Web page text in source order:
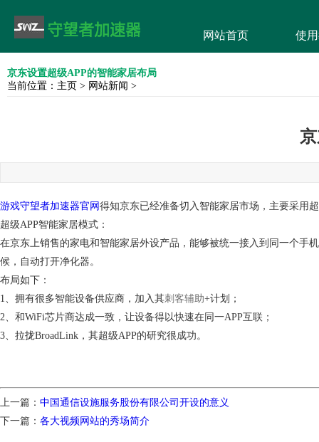
网站首页 使
京东设置超级APP的智能家居布局
当前位置： 主页 > 网站新闻 >
游戏守望者加速器官网 得知京东已经准备切入智能家居市场，主要采用
超级APP智能家居模式：
在京东上销售的家电和智能家居外设产品，能够被统一接入到同一个手
候，自动打开净化器。
布局如下：
1、拥有很多智能设备供应商，加入其刺客辅助+计划；
2、和WiFi芯片商达成一致，让设备得以快速在同一APP互联；
3、拉拢BroadLink，其超级APP的研究很成功。
上一篇： 中国通信设施服务股份有限公司开设的意义
下一篇： 各大视频网站的秀场简介